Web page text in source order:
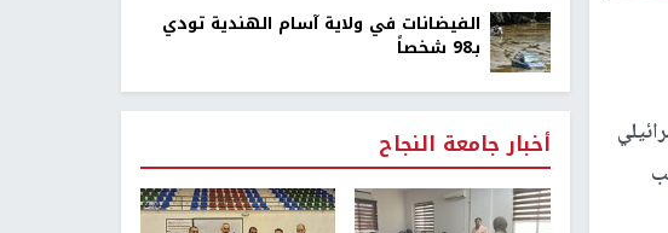
الفيضانات في ولاية آسام الهندية تودي
بـ98 شخصاً
أخبار جامعة النجاح